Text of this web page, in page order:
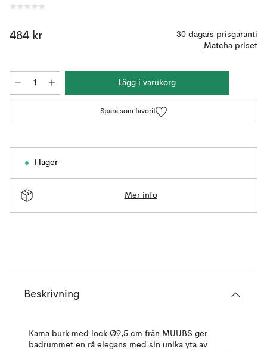
484 kr
30 dagars prisgaranti
Matcha priset
Lägg i varukorg
Spara som favorit
I lager
Mer info
Beskrivning
Kama burk med lock Ø9,5 cm från MUUBS ger
badrummet en rå elegans med sin unika yta av